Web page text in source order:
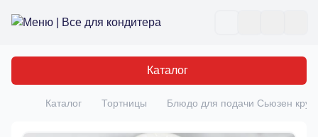
Все для кондитера
Каталог
Главная
Каталог Тортницы Блюдо для подачи Сьюзен круг